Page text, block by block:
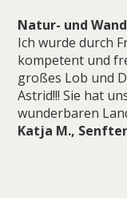
Natur- und
Ich wurde durch
kompetent und
großes Lob und
Astrid!!! Sie hat
wunderbaren
Katja M.,